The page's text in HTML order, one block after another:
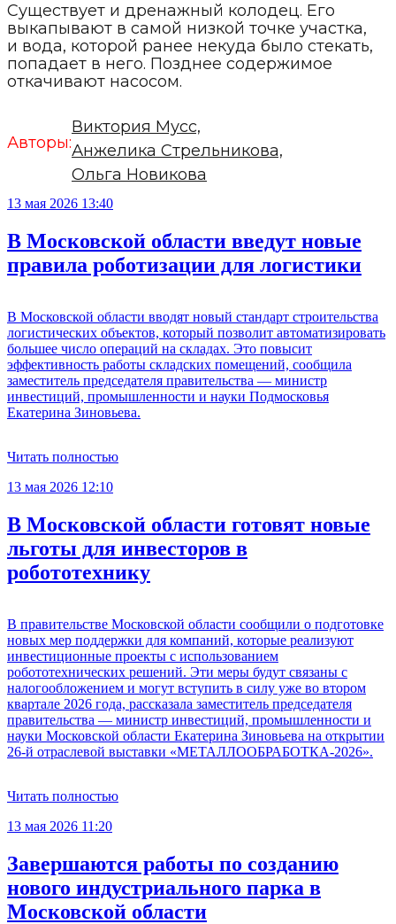
Существует и дренажный колодец. Его
выкапывают в самой низкой точке участка,
и вода, которой ранее некуда было стекать,
попадает в него. Позднее содержимое
откачивают насосом.
Авторы:
Виктория Мусс,
Анжелика Стрельникова,
Ольга Новикова
13 мая 2026 13:40
В Московской области введут новые
правила роботизации для логистики
В Московской области вводят новый стандарт строительства
логистических объектов, который позволит автоматизировать
большее число операций на складах. Это повысит
эффективность работы складских помещений, сообщила
заместитель председателя правительства — министр
инвестиций, промышленности и науки Подмосковья
Екатерина Зиновьева.
Читать полностью
13 мая 2026 12:10
В Московской области готовят новые
льготы для инвесторов в
робототехнику
В правительстве Московской области сообщили о подготовке
новых мер поддержки для компаний, которые реализуют
инвестиционные проекты с использованием
робототехнических решений. Эти меры будут связаны с
налогообложением и могут вступить в силу уже во втором
квартале 2026 года, рассказала заместитель председателя
правительства — министр инвестиций, промышленности и
науки Московской области Екатерина Зиновьева на открытии
26-й отраслевой выставки «МЕТАЛЛООБРАБОТКА-2026».
Читать полностью
13 мая 2026 11:20
Завершаются работы по созданию
нового индустриального парка в
Московской области